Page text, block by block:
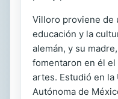
Villoro proviene de
educación y la
alemán, y su
fomentaron en él
artes. Estudió en la
Autónoma de